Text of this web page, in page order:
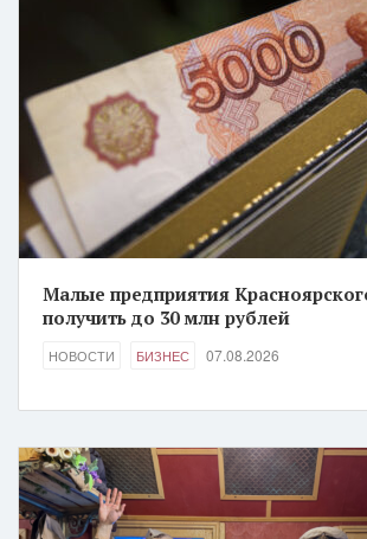
Малые предприятия
получить до 30 млн рублей
НОВОСТИ БИЗНЕС 07.08.2026